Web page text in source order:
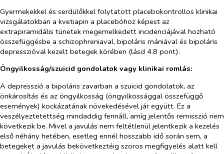
Gyermekekkel és serdülőkkel folytatott placebokontrollos klinikai
vizsgálatokban a kvetiapin a placebóhoz képest az
extrapiramidális tünetek megemelkedett incidenciájával hozható
összefüggésbe a schizophreniaval, bipoláris mániával és bipoláris
depresszióval kezelt betegek körében (lásd 4.8 pont).
Öngyilkosság/szuicid gondolatok vagy klinikai romlás:
A depresszió a bipoláris zavarban a szuicid gondolatok, az
önkárosítás és az öngyilkosság (öngyilkossággal összefüggő
események) kockázatának növekedésével jár együtt. Ez a
veszélyeztetettség mindaddig fennáll, amíg jelentős remisszió nem
következik be. Mivel a javulás nem feltétlenül jelentkezik a kezelés
első néhány hetében, esetleg ennél hosszabb idő során sem, a
betegeket a javulás bekövetkeztéig szoros megfigyelés alatt kell